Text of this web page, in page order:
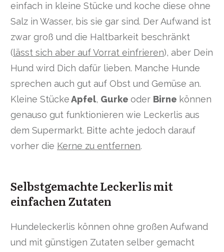
einfach in kleine Stücke und koche diese ohne
Salz in Wasser, bis sie gar sind. Der Aufwand ist
zwar groß und die Haltbarkeit beschränkt
(lässt sich aber auf Vorrat einfrieren), aber Dein
Hund wird Dich dafür lieben. Manche Hunde
sprechen auch gut auf Obst und Gemüse an.
Kleine StückeApfel, Gurke oder Birne können
genauso gut funktionieren wie Leckerlis aus
dem Supermarkt. Bitte achte jedoch darauf
vorher die Kerne zu entfernen.
Selbstgemachte Leckerlis mit
einfachen Zutaten
Hundeleckerlis können ohne großen Aufwand
und mit günstigen Zutaten selber gemacht